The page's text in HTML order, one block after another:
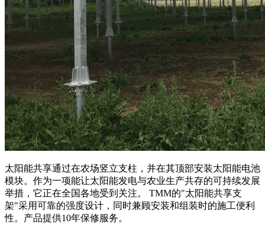
太阳能共享通过在农场竖立支柱，并在其顶部安装太阳能电池
模块。作为一项能让太阳能发电与农业生产共存的可持续发展
举措，它正在全国各地受到关注。 TMM的"太阳能共享支
架"采用可靠的强度设计，同时兼顾安装和组装时的施工便利
性。产品提供10年保修服务。